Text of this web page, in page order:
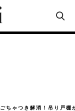
ごちゃつき解消！吊り戸